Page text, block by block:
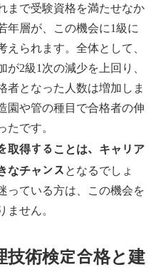
まで受験資格を満たせなか
年層が、この機会に1級に
えられます。全体として、
が2級1次の減少を上回り、
者となった人数は増加しま
園や管の種目で合格者の伸
たです。
取得することは、キャリア
なチャンス となるでしょ
っている方は、この機会を
ません。
技術検定合格と建